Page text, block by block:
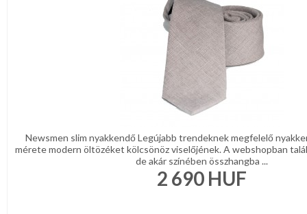
Newsmen slim nyakkendő Legújabb trendeknek megfelelő
mérete modern öltözéket kölcsönöz viselőjének. A webshopban
de akár színében összhangba ...
2 690 HUF